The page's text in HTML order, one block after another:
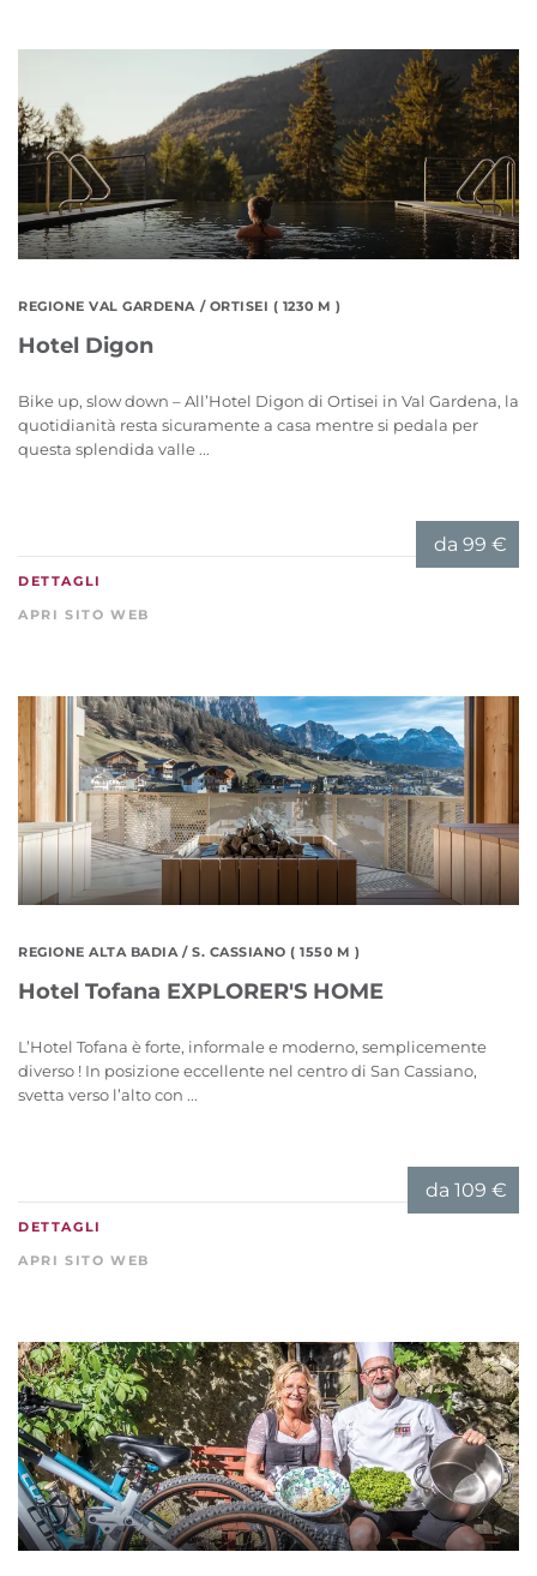
REGIONE VAL GARDENA / ORTISEI ( 1230 M )
Hotel Digon
Bike up, slow down – All’Hotel Digon di Ortisei in Val Gardena, la
quotidianità resta sicuramente a casa mentre si pedala per
questa splendida valle ...
da 99 €
DETTAGLI
APRI SITO WEB
REGIONE ALTA BADIA / S. CASSIANO ( 1550 M )
Hotel Tofana EXPLORER'S HOME
L’Hotel Tofana è forte, informale e moderno, semplicemente
diverso ! In posizione eccellente nel centro di San Cassiano,
svetta verso l’alto con ...
da 109 €
DETTAGLI
APRI SITO WEB